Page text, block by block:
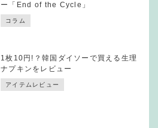
ー「End of the Cycle」
コラム
1枚10円!？韓国ダイソーで買える生理
ナプキンをレビュー
アイテムレビュー